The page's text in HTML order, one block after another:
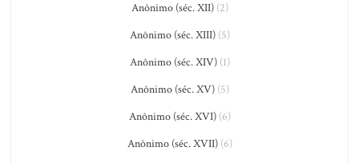
Anônimo (séc. XII)(2)
Anônimo (séc. XIII)(5)
Anônimo (séc. XIV)(1)
Anônimo (séc. XV)(5)
Anônimo (séc. XVI)(6)
Anônimo (séc. XVII)(6)